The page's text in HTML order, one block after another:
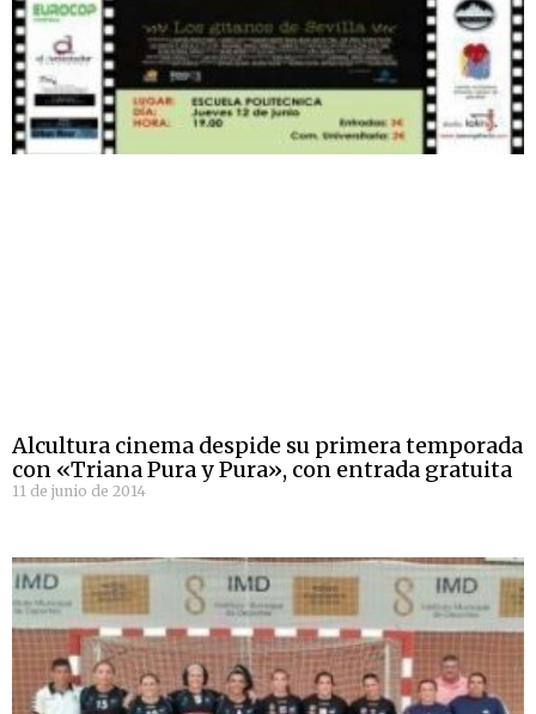
Alcultura cinema despide su primera temporada
con «Triana Pura y Pura», con entrada gratuita
11 de junio de 2014